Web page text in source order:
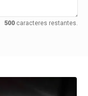
500caracteres restantes.